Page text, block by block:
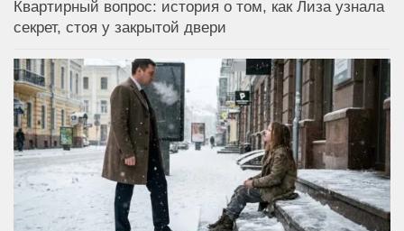
Квартирный вопрос: история о том, как Лиза узнала
секрет, стоя у закрытой двери